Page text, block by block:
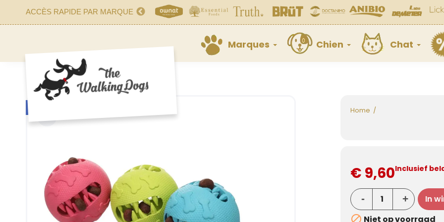
ACCÈS RAPIDE PAR MARQUE
Marques Chien Chat
Home
€ 9,60Inclusief
In
 Niet op voorraad